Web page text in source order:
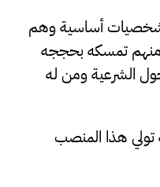
شخصيات أساسية وهم
منهم تمسكه بحججه
حول الشرعية ومن له
تولي هذا المنصب